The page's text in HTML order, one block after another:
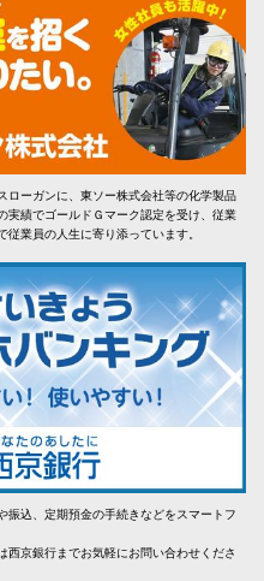
ーガンに、東ソー株式会社等の化学製品
実績でゴールドＧマーク認定を受け、従業
業員の人生に寄り添っています。
振込、定期預金の手続きなどをスマートフ
西京銀行までお気軽にお問い合わせくださ